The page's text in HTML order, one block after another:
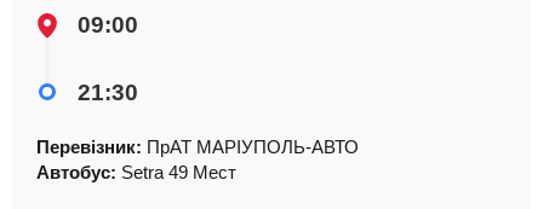
09:00
21:30
Перевізник: ПрАТ МАРІУПОЛЬ-АВТО
Автобус: Setra 49 Мест